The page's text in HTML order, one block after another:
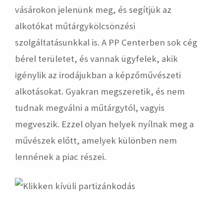
vásárokon jelenünk meg, és segítjük az
alkotókat műtárgykölcsönzési
szolgáltatásunkkal is. A PP Centerben sok cég
bérel területet, és vannak ügyfelek, akik
igénylik az irodájukban a képzőművészeti
alkotásokat. Gyakran megszeretik, és nem
tudnak megválni a műtárgytól, vagyis
megveszik. Ezzel olyan helyek nyílnak meg a
művészek előtt, amelyek különben nem
lennének a piac részei.